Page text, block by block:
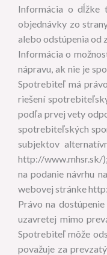
Informácia o dĺžke
objednávky zo
alebo odstúpenia od
Informácia o
nápravu, ak nie je
Spotrebiteľ má
riešení
podľa prvej vety
spotrebiteľských
subjektov
http://www.mhsr.sk/
na podanie návrhu
webovej stránke
Právo na
uzavretej mimo
Spotrebiteľ môže
považuje za